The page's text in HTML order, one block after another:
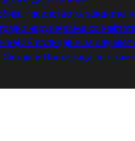
Насилството, заканите
нарушувања со
39 полицајци за
и Подгорица се